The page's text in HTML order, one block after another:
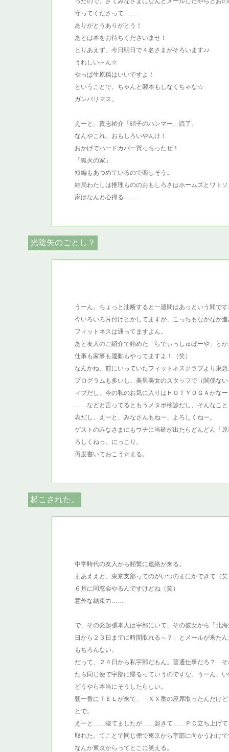
守ってくださって……
ありがとうありがとう！
あとは本をお待ちくださいませ！
とりあえず、今日明日で４名さまがそろいます♪♪
うれしい～ん☆
やっぱ生原稿はいいですよ！
ということで、ちゃんと製本もしなくちゃな☆
ガンバリマス。
えーと、貴志祐介「硝子のハンマー」読了。
なんやこれ、おもしろいやんけ！
おかげでハードカバー買っちったぜ！
「狐火の家」
短編もあつめているので楽しそう。
結局わたしは推理もののおもしろさはホームズとワト
家はなんと心得る……
光陰矢のごとし？
うーん、ちょっと油断すると一週間はあっという間で
今いろいろ片付けとかしてますが、こっちもなかなか
フィットネスは通ってますよん。
あと友人のご紹介で始めた「らでぃっしゅぼーや」とか
仕事も家事も運動もやってますよ！（笑）
なんかね、前にいっていたフィットネスクラブより
プログラムも多いし、美男美女のスタッフで（関係な
ィブだし、今の私のお気に入りはＨＯＴＹＯＧＡかな
……などと言ってるともうメタボ検診だし、そんなこ
表だし、えーと、みなさんもねー、よろしくねー。
ゲストのみなさまにもウチに当確が出たらどんどん「
ろしくねっ。にっこり。
再度書いておこう☆まる。
起こされた。
中学時代の友人から頻繁に連絡が来る。
まあええと、東京支部ってのがいつのまにかできて（笑
６月に同窓会やるんですけどね（笑）
意外な結束力……
で、その発起張本人は宇部にいて、その彼女から「北
日から２３日までに時間取れる～？」とメールが来た
もちろんない。
だって、２４日から私宇部だもん。普通仕事だろ？
たら同じ便で宇部に帰るっていうのですな。うーん、
どうやら本当にそうしたらしい。
朝一番にＴＥＬが来て、「ＸＸ番の座席取ったんだけ
とで。
えーと……寝てましたが……起きて……ＰＣ立ち上げ
取れた。てことで同じ便で東京から宇部に向かうわけで
なんか東京からってとこに笑える。